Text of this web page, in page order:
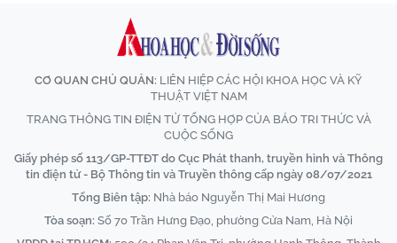
CƠ QUAN CHỦ QUẢN: LIÊN HIỆP CÁC HỘI KHOA HỌC VÀ KỸ
THUẬT VIỆT NAM
TRANG THÔNG TIN ĐIỆN TỬ TỔNG HỢP CỦA BÁO TRI THỨC VÀ
CUỘC SỐNG
Giấy phép số 113/GP-TTĐT do Cục Phát thanh, truyền hình và Thông
tin điện tử - Bộ Thông tin và Truyền thông cấp ngày 08/07/2021
Tổng Biên tập: Nhà báo Nguyễn Thị Mai Hương
Tòa soạn: Số 70 Trần Hưng Đạo, phường Cửa Nam, Hà Nội